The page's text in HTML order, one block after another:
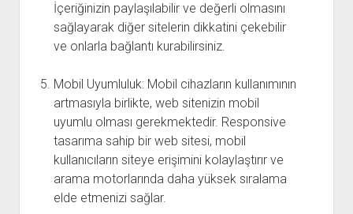
İçeriğinizin paylaşılabilir ve değerli olmasını
sağlayarak diğer sitelerin dikkatini çekebilir
ve onlarla bağlantı kurabilirsiniz.
Mobil Uyumluluk: Mobil cihazların kullanımının
artmasıyla birlikte, web sitenizin mobil
uyumlu olması gerekmektedir. Responsive
tasarıma sahip bir web sitesi, mobil
kullanıcıların siteye erişimini kolaylaştırır ve
arama motorlarında daha yüksek sıralama
elde etmenizi sağlar.